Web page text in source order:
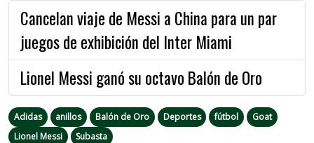
Cancelan viaje de Messi a China para un par
juegos de exhibición del Inter Miami
Lionel Messi ganó su octavo Balón de Oro
Adidas anillos Balón de Oro Deportes fútbol
Goat
Lionel Messi
Subasta